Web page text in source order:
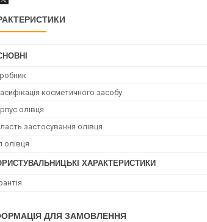
косметичного засобу
олівця
застосування олівця
олівця
ХАРАКТЕРИСТИКИ
ДЛЯ ЗАМОВЛЕННЯ